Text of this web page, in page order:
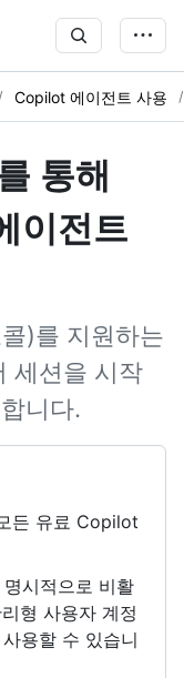
Copilot 에이전트 사용
통해
이전트
)를 지원하는
세션을 시작
니다.
든 유료 Copilot
시적으로 비활
형 사용자 계정
용할 수 있습니